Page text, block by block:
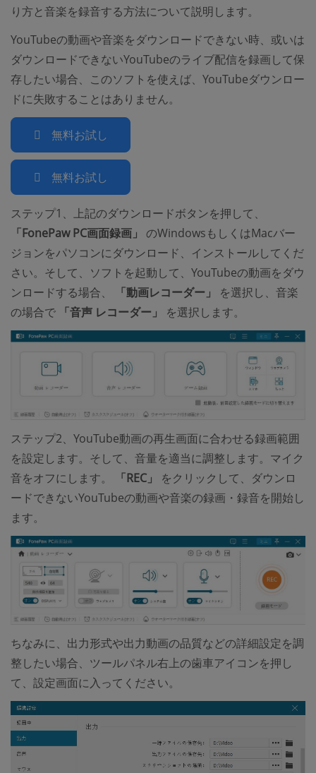
り方と音楽を録音する方法について説明します。
YouTubeの動画や音楽をダウンロードできない時、或いは
ダウンロードできないYouTubeのライブ配信を録画して保
存したい場合、このソフトを使えば、YouTubeダウンロー
ドに失敗することはありません。
無料お試し
無料お試し
ステップ1、上記のダウンロードボタンを押して、
「FonePaw PC画面録画」 のWindowsもしくはMacバー
ジョンをパソコンにダウンロード、インストールしてくだ
さい。そして、ソフトを起動して、YouTubeの動画をダウ
ンロードする場合、
「動画レコーダー」
を選択し、音楽
の場合で 「音声 レコーダー」 を選択します。
ステップ2、YouTube動画の再生画面に合わせる録画範囲
を設定します。そして、音量を適当に調整します。マイク
音をオフにします。
「REC」
をクリックして、ダウンロ
ードできないYouTubeの動画や音楽の録画・録音を開始し
ます。
ちなみに、出力形式や出力動画の品質などの詳細設定を調
整したい場合、ツールパネル右上の歯車アイコンを押し
て、設定画面に入ってください。